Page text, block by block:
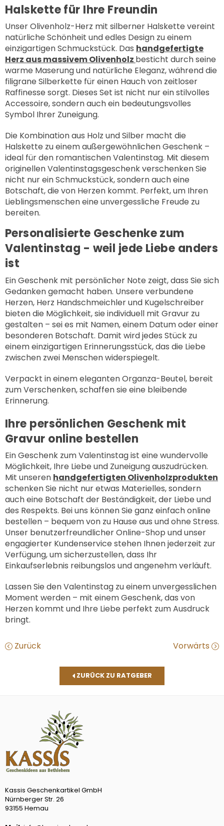
Halskette für Ihre Freundin
Unser Olivenholz-Herz mit silberner Halskette vereint
natürliche Schönheit und edles Design zu einem
einzigartigen Schmuckstück. Das handgefertigte
Herz aus massivem Olivenholz besticht durch seine
warme Maserung und natürliche Eleganz, während die
filigrane Silberkette für einen Hauch von zeitloser
Raffinesse sorgt. Dieses Set ist nicht nur ein stilvolles
Accessoire, sondern auch ein bedeutungsvolles
Symbol Ihrer Zuneigung.
Die Kombination aus Holz und Silber macht die
Halskette zu einem außergewöhnlichen Geschenk –
ideal für den romantischen Valentinstag. Mit diesem
originellen Valentinstagsgeschenk verschenken Sie
nicht nur ein Schmuckstück, sondern auch eine
Botschaft, die von Herzen kommt. Perfekt, um Ihren
Lieblingsmenschen eine unvergessliche Freude zu
bereiten.
Personalisierte Geschenke zum
Valentinstag - weil jede Liebe anders
ist
Ein Geschenk mit persönlicher Note zeigt, dass Sie sich
Gedanken gemacht haben. Unsere verbundene
Herzen, Herz Handschmeichlerund Kugelschreiber
bieten die Möglichkeit, sie individuell mit Gravur zu
gestalten – sei es mit Namen, einem Datum oder einer
besonderen Botschaft. Damit wird jedes Stück zu
einem einzigartigen Erinnerungsstück, das die Liebe
zwischen zwei Menschen widerspiegelt.
Verpackt in einem eleganten Organza-Beutel, bereit
zum Verschenken, schaffen sie eine bleibende
Erinnerung.
Ihre persönlichen Geschenk mit
Gravur online bestellen
Ein Geschenk zum Valentinstag ist eine wundervolle
Möglichkeit, Ihre Liebe und Zuneigung auszudrücken.
Mit unseren handgefertigten Olivenholzprodukten
schenken Sie nicht nur etwas Materielles, sondern
auch eine Botschaft der Beständigkeit, der Liebe und
des Respekts. Bei uns können Sie ganz einfach online
bestellen – bequem von zu Hause aus und ohne Stress.
Unser benutzerfreundlicher Online-Shop und unser
engagierter Kundenservice stehen Ihnen jederzeit zur
Verfügung, um sicherzustellen, dass Ihr
Einkaufserlebnis reibungslos und angenehm verläuft.
Lassen Sie den Valentinstag zu einem unvergesslichen
Moment werden – mit einem Geschenk, das von
Herzen kommt und Ihre Liebe perfekt zum Ausdruck
bringt.
Zurück Vorwärts
ZURÜCK ZU RATGEBER
Kassis Geschenkartikel GmbH
Nürnberger Str. 26
93155 Hemau